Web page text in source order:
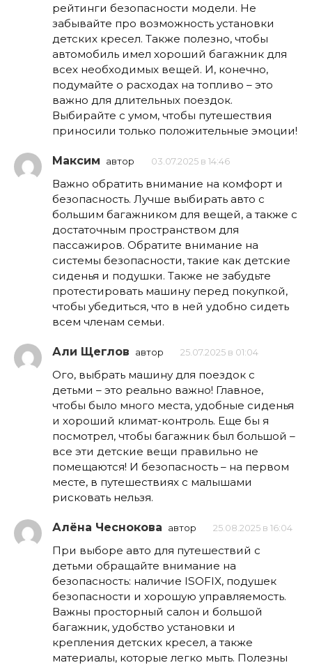
рейтинги безопасности модели. Не
забывайте про возможность установки
детских кресел. Также полезно, чтобы
автомобиль имел хороший багажник для
всех необходимых вещей. И, конечно,
подумайте о расходах на топливо – это
важно для длительных поездок.
Выбирайте с умом, чтобы путешествия
приносили только положительные эмоции!
Максим автор 03.07.2025 в 14:46
Важно обратить внимание на комфорт и
безопасность. Лучше выбирать авто с
большим багажником для вещей, а также с
достаточным пространством для
пассажиров. Обратите внимание на
системы безопасности, такие как детские
сиденья и подушки. Также не забудьте
протестировать машину перед покупкой,
чтобы убедиться, что в ней удобно сидеть
всем членам семьи.
Али Щеглов автор 25.07.2025 в 01:04
Ого, выбрать машину для поездок с
детьми – это реально важно! Главное,
чтобы было много места, удобные сиденья
и хороший климат-контроль. Еще бы я
посмотрел, чтобы багажник был большой –
все эти детские вещи правильно не
помещаются! И безопасность – на первом
месте, в путешествиях с малышами
рисковать нельзя.
Алёна Чеснокова автор 25.08.2025 в 16:04
При выборе авто для путешествий с
детьми обращайте внимание на
безопасность: наличие ISOFIX, подушек
безопасности и хорошую управляемость.
Важны просторный салон и большой
багажник, удобство установки и
крепления детских кресел, а также
материалы, которые легко мыть. Полезны